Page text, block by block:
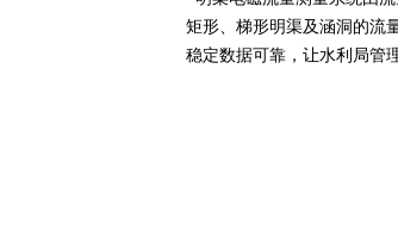
矩形、梯形明渠及涵洞的流
稳定数据可靠，让水利局管